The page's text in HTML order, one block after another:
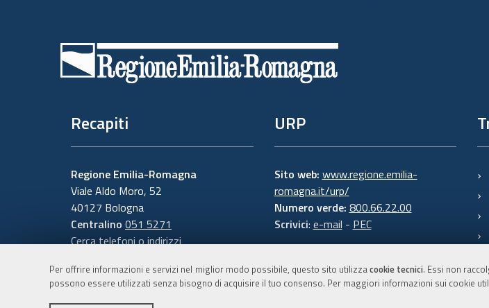
Per offrire informazioni e servizi nel miglior modo possibile, questo sito utilizzacookie tecnici. Essi non
possono essere utilizzati senza bisogno di acquisire il tuo consenso. Per maggiori informazioni sui cookie
Recapiti
Regione Emilia-Romagna
Viale Aldo Moro, 52
40127 Bologna
Centralino 051 5271
Cerca telefoni o indirizzi
URP
Sito web: www.regione.emilia-
romagna.it/urp/
Numero verde: 800.66.22.00
Scrivici: e-mail - PEC